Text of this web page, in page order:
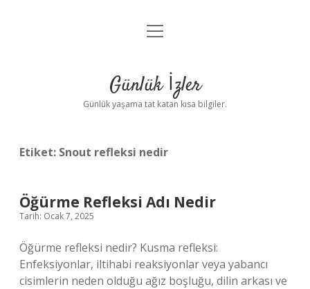
Anasayfa
Yasal Uyarı
menüyü
Günlük İzler
Günlük yaşama tat katan kısa bilgiler.
Etiket: Snout refleksi nedir
Öğürme Refleksi Adı Nedir
Tarih: Ocak 7, 2025
Öğürme refleksi nedir? Kusma refleksi:
Enfeksiyonlar, iltihabi reaksiyonlar veya yabancı
cisimlerin neden olduğu ağız boşluğu, dilin arkası ve